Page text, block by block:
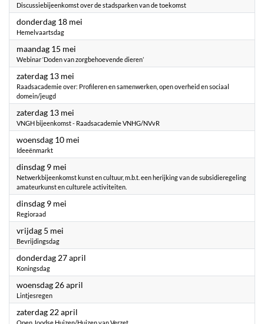
Discussiebijeenkomst over de stadsparken van de toekomst
donderdag 18 mei
Hemelvaartsdag
maandag 15 mei
Webinar ‘Doden van zorgbehoevende dieren’
zaterdag 13 mei
Raadsacademie over: Profileren en samenwerken, open overheid en sociaal
domein/jeugd
zaterdag 13 mei
VNGH bijeenkomst - Raadsacademie VNHG/NVvR
woensdag 10 mei
Ideeënmarkt
dinsdag 9 mei
Netwerkbijeenkomst kunst en cultuur, m.b.t. een herijking van de subsidieregeling
amateurkunst en culturele activiteiten.
dinsdag 9 mei
Regioraad
vrijdag 5 mei
Bevrijdingsdag
donderdag 27 april
Koningsdag
woensdag 26 april
Lintjesregen
zaterdag 22 april